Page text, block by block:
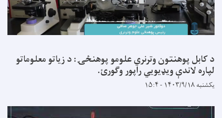
د کابل پوهنتون وترنري علومو پوهنځۍ: د زیاتو معلوماتو
لپاره لاندې ویډیويي راپور وګورئ.
یکشنبه ۱۴۰۳/۹/۱۸ - ۱۵:۴